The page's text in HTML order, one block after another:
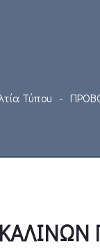
Τύπου